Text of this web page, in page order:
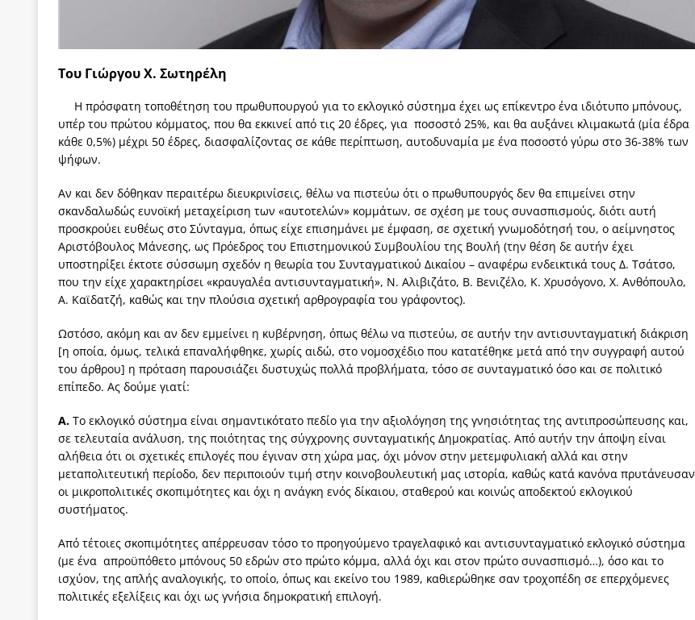
[ 3 Αυγούστου 2026 ] Η ελευθεροτυπία δεν απειλείται και δεν εκβιάζεται
[ 3 Αυγούστου 2026 ]
Η τραγωδία της δημοκρατικής παράταξης: Ο λαός θέλει, αλλά τα κόμματα της αντιπολίτευσης δεν
μπορούν να φέρουν την αλλαγή
ΠΡΟΕΚΤΑΣΕΙΣ
εμβληματικό «Πολίτη Κέιν»
ΠΑΡΕΜΒΑΣΕΙΣ
[ 3 Αυγούστου 2026 ] Το Νομικό DNA του Υπερταμείου και οι Ρήτρες του ESM
ΑΠΟΨΕΙΣ
[ 3 Αυγούστου 2026 ] Το γάλλιο και η γεωπολιτική ισχύς για την Ελλάδα
ΑΠΟΨΕΙΣ
[ 3 Αυγούστου 2026 ] «Εδοξάσθη κρυπτομένη και εγελοιοποιήθη εμφανιζόμενη»: Το άδοξο βήμα της Μ. Καρυστιανού
ΠΑΡΕΜΒΑΣΕΙΣ
Του Γιώργου Χ. Σωτηρέλη
Η πρόσφατη τοποθέτηση του πρωθυπουργού για το εκλογικό σύστημα έχει ως επίκεντρο ένα ιδιότυπο μπόνους,
υπέρ του πρώτου κόμματος, που θα εκκινεί από τις 20 έδρες, για ποσοστό 25%, και θα αυξάνει κλιμακωτά (μία έδρα
κάθε 0,5%) μέχρι 50 έδρες, διασφαλίζοντας σε κάθε περίπτωση, αυτοδυναμία με ένα ποσοστό γύρω στο 36-38% των
ψήφων.
Αν και δεν δόθηκαν περαιτέρω διευκρινίσεις, θέλω να πιστεύω ότι ο πρωθυπουργός δεν θα επιμείνει στην
σκανδαλωδώς ευνοϊκή μεταχείριση των «αυτοτελών» κομμάτων, σε σχέση με τους συνασπισμούς, διότι αυτή
προσκρούει ευθέως στο Σύνταγμα, όπως είχε επισημάνει με έμφαση, σε σχετική γνωμοδότησή του, ο αείμνηστος
Αριστόβουλος Μάνεσης, ως Πρόεδρος του Επιστημονικού Συμβουλίου της Βουλή (την θέση δε αυτήν έχει
υποστηρίξει έκτοτε σύσσωμη σχεδόν η θεωρία του Συνταγματικού Δικαίου – αναφέρω ενδεικτικά τους Δ. Τσάτσο,
που την είχε χαρακτηρίσει «κραυγαλέα αντισυνταγματική», Ν. Αλιβιζάτο, Β. Βενιζέλο, Κ. Χρυσόγονο, Χ. Ανθόπουλο,
Α. Καϊδατζή, καθώς και την πλούσια σχετική αρθρογραφία του γράφοντος).
Ωστόσο, ακόμη και αν δεν εμμείνει η κυβέρνηση, όπως θέλω να πιστεύω, σε αυτήν την αντισυνταγματική διάκριση
[η οποία, όμως, τελικά επαναλήφθηκε, χωρίς αιδώ, στο νομοσχέδιο που κατατέθηκε μετά από την συγγραφή αυτού
του άρθρου] η πρόταση παρουσιάζει δυστυχώς πολλά προβλήματα, τόσο σε συνταγματικό όσο και σε πολιτικό
επίπεδο. Ας δούμε γιατί:
Α. Το εκλογικό σύστημα είναι σημαντικότατο πεδίο για την αξιολόγηση της γνησιότητας της αντιπροσώπευσης και,
σε τελευταία ανάλυση, της ποιότητας της σύγχρονης συνταγματικής Δημοκρατίας. Από αυτήν την άποψη είναι
αλήθεια ότι οι σχετικές επιλογές που έγιναν στη χώρα μας, όχι μόνον στην μετεμφυλιακή αλλά και στην
μεταπολιτευτική περίοδο, δεν περιποιούν τιμή στην κοινοβουλευτική μας ιστορία, καθώς κατά κανόνα πρυτάνευσαν
οι μικροπολιτικές σκοπιμότητες και όχι η ανάγκη ενός δίκαιου, σταθερού και κοινώς αποδεκτού εκλογικού
συστήματος.
Από τέτοιες σκοπιμότητες απέρρευσαν τόσο το προηγούμενο τραγελαφικό και αντισυνταγματικό εκλογικό σύστημα
(με ένα απροϋπόθετο μπόνους 50 εδρών στο πρώτο κόμμα, αλλά όχι και στον πρώτο συνασπισμό…), όσο και το
ισχύον, της απλής αναλογικής, το οποίο, όπως και εκείνο του 1989, καθιερώθηκε σαν τροχοπέδη σε επερχόμενες
πολιτικές εξελίξεις και όχι ως γνήσια δημοκρατική επιλογή.